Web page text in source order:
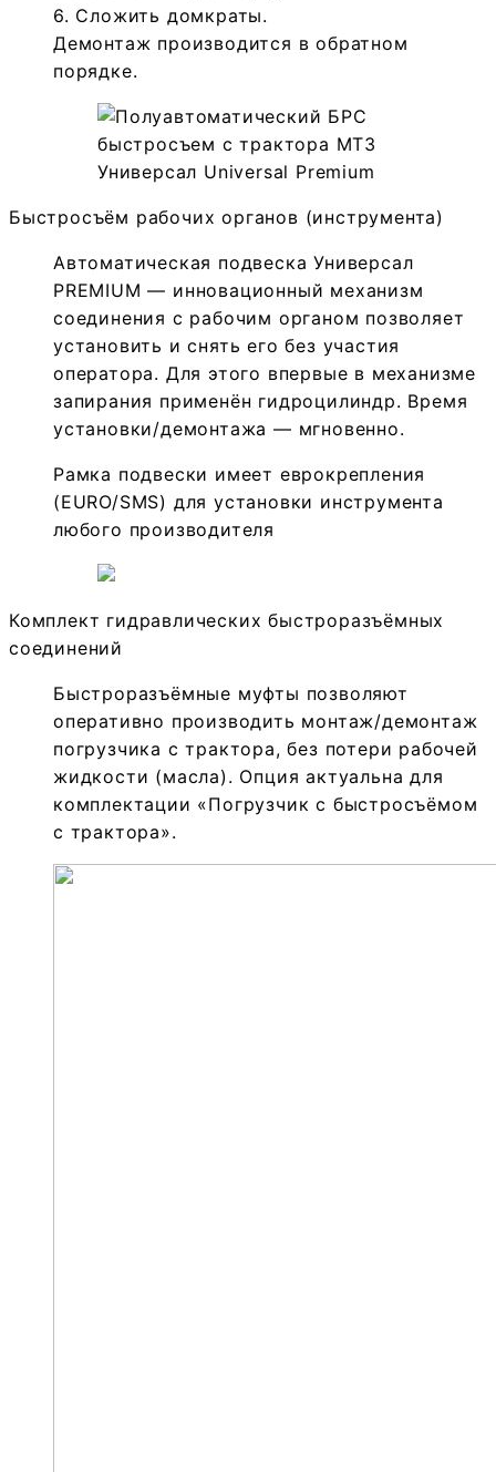
6. Сложить домкраты.
Демонтаж производится в обратном
порядке.
Быстросъём рабочих органов (инструмента)
Автоматическая подвеска Универсал
PREMIUM — инновационный механизм
соединения с рабочим органом позволяет
установить и снять его без участия
оператора. Для этого впервые в механизме
запирания применён гидроцилиндр. Время
установки/демонтажа — мгновенно.
Рамка подвески имеет евро­крепле­ния
(EURO/SMS) для установки инструмента
любого производителя
Комплект гидравлических быстроразъёмных
соединений
Быстроразъёмные муфты позволяют
оперативно производить монтаж/демонтаж
погрузчика с трактора, без потери рабочей
жидкости (масла). Опция актуальна для
комплектации «Погрузчик с быстросъёмом
с трактора».